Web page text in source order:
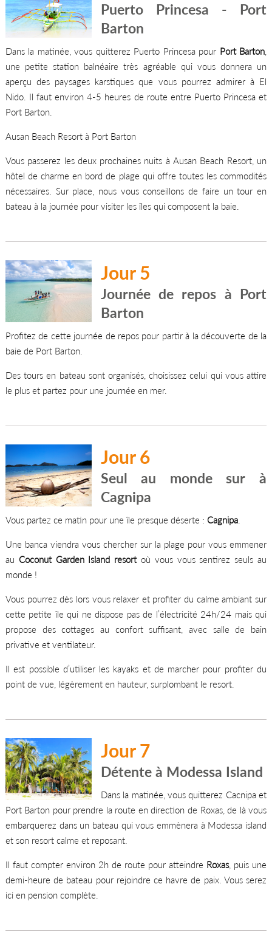
Puerto Princesa - Port
Barton
Dans la matinée, vous quitterez Puerto Princesa pour Port Barton
une petite station balnéaire très agréable qui vous donnera un
aperçu des paysages karstiques que vous pourrez admirer à El
Nido. Il faut environ 4-5 heures de route entre Puerto Princesa et
Port Barton.
Ausan Beach Resort à Port Barton
Vous passerez les deux prochaines nuits à Ausan Beach Resort, un
hôtel de charme en bord de plage qui offre toutes les commodités
nécessaires. Sur place, nous vous conseillons de faire un tour en
bateau à la journée pour visiter les îles qui composent la baie.
Jour 5
Journée de repos à Port
Barton
Profitez de cette journée de repos pour partir à la découverte de la
baie de Port Barton.
Des tours en bateau sont organisés, choisissez celui qui vous attire
le plus et partez pour une journée en mer.
Jour 6
Seul au monde sur à
Cagnipa
Vous partez ce matin pour une île presque déserte : Cagnipa.
Une banca viendra vous chercher sur la plage pour vous emmener
au Coconut Garden Island resortoù vous vous sentirez seuls au
monde !
Vous pourrez dès lors vous relaxer et profiter du calme ambiant sur
cette petite île qui ne dispose pas de l’électricité 24h/24 mais qui
propose des cottages au confort suffisant, avec salle de bain
privative et ventilateur.
Il est possible d’utiliser les kayaks et de marcher pour profiter du
point de vue, légèrement en hauteur, surplombant le resort.
Jour 7
Détente à Modessa Island
Dans la matinée, vous quitterez Cacnipa et
Port Barton pour prendre la route en direction de Roxas, de là vous
embarquerez dans un bateau qui vous emmènera à Modessa island
et son resort calme et reposant.
Il faut compter environ 2h de route pour atteindre Roxas, puis une
demi-heure de bateau pour rejoindre ce havre de paix. Vous serez
ici en pension complète.